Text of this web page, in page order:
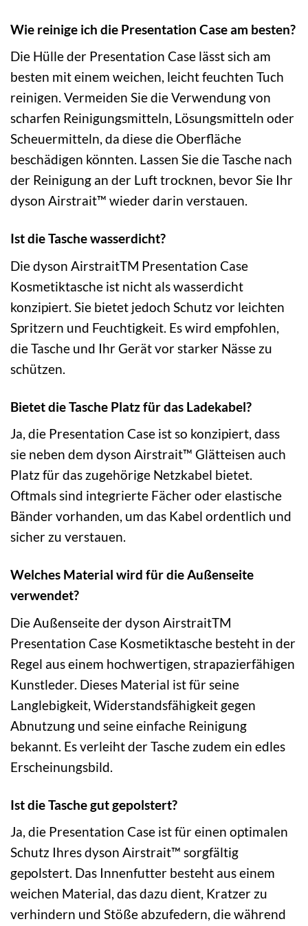
Wie reinige ich die Presentation Case am besten?
Die Hülle der Presentation Case lässt sich am
besten mit einem weichen, leicht feuchten Tuch
reinigen. Vermeiden Sie die Verwendung von
scharfen Reinigungsmitteln, Lösungsmitteln oder
Scheuermitteln, da diese die Oberfläche
beschädigen könnten. Lassen Sie die Tasche nach
der Reinigung an der Luft trocknen, bevor Sie Ihr
dyson Airstrait™ wieder darin verstauen.
Ist die Tasche wasserdicht?
Die dyson AirstraitTM Presentation Case
Kosmetiktasche ist nicht als wasserdicht
konzipiert. Sie bietet jedoch Schutz vor leichten
Spritzern und Feuchtigkeit. Es wird empfohlen,
die Tasche und Ihr Gerät vor starker Nässe zu
schützen.
Bietet die Tasche Platz für das Ladekabel?
Ja, die Presentation Case ist so konzipiert, dass
sie neben dem dyson Airstrait™ Glätteisen auch
Platz für das zugehörige Netzkabel bietet.
Oftmals sind integrierte Fächer oder elastische
Bänder vorhanden, um das Kabel ordentlich und
sicher zu verstauen.
Welches Material wird für die Außenseite
verwendet?
Die Außenseite der dyson AirstraitTM
Presentation Case Kosmetiktasche besteht in der
Regel aus einem hochwertigen, strapazierfähigen
Kunstleder. Dieses Material ist für seine
Langlebigkeit, Widerstandsfähigkeit gegen
Abnutzung und seine einfache Reinigung
bekannt. Es verleiht der Tasche zudem ein edles
Erscheinungsbild.
Ist die Tasche gut gepolstert?
Ja, die Presentation Case ist für einen optimalen
Schutz Ihres dyson Airstrait™ sorgfältig
gepolstert. Das Innenfutter besteht aus einem
weichen Material, das dazu dient, Kratzer zu
verhindern und Stöße abzufedern, die während